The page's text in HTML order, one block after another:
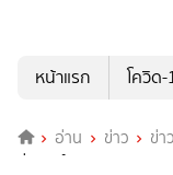
หน้าแรก
โควิด-
อ่าน ข่าว ข่า
หุ่นยนต์